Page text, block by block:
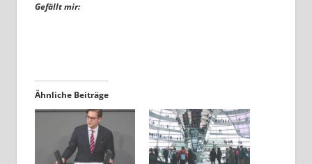
Gefällt mir:
Ähnliche Beiträge